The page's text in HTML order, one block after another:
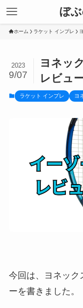
ぼ
ホーム ラケット インプレ
ヨネッ
レビュ
2023
9/07
ラケット インプレ ヨ
今回は、ヨネック
ーを書きました。